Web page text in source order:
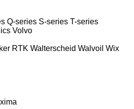
Q-series S-series T-series
Volvo
RTK Walterscheid Walvoil Wix